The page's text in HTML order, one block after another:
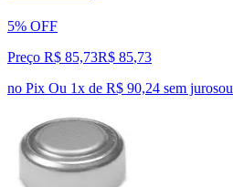
5% OFF
Preço R$ 85,73R$ 85,73
no Pix Ou 1x de R$ 90,24 sem jurosou